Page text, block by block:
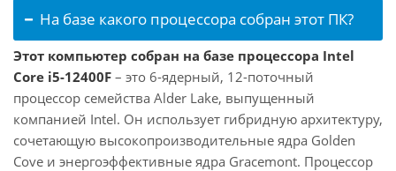
На базе какого процессора собран этот ПК?
Этот компьютер собран на базе процессора Intel
Core i5-12400F – это 6-ядерный, 12-поточный
процессор семейства Alder Lake, выпущенный
компанией Intel. Он использует гибридную архитектуру,
сочетающую высокопроизводительные ядра Golden
Cove и энергоэффективные ядра Gracemont. Процессор